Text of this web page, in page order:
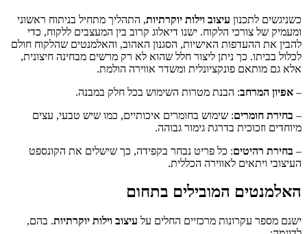
כשניגשים לתכנון עיצוב וילות יוקרתיות, התהליך מתחיל בניתוח ראשוני
ומעמיק של צורכי הלקוח. ישנו דיאלוג קרוב בין המעצבים ללקוח, כדי
להבין את ההעדפות האישיות, הסגנון האהוב, והאלמנטים שהלקוח חולם
לכלול בביתו. כך ניתן ליצור חלל שהוא לא רק מרשים מבחינה חיצונית,
אלא גם מותאם פונקציונלית ומשדר אווירה הולמת.
– אפיון המרחב: הבנת מטרות השימוש בכל חלק במבנה.
– בחירת חומרים: שימוש בחומרים איכותיים, כמו שיש טבעי, עצים
מיוחדים וזכוכית בדרגת גימור גבוהה.
– בחירת רהיטים: כל פריט נבחר בקפידה, כך שישלים את הקונספט
העיצובי ויתאים לאווירה הכללית.
האלמנטים המובילים בתחום
ישנם מספר עקרונות מרכזיים החלים על עיצוב וילות יוקרתיות. בהם,